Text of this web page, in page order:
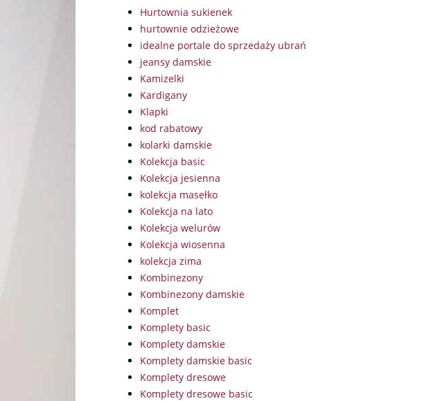
Hurtownia sukienek
hurtownie odzieżowe
idealne portale do sprzedaży ubrań
jeansy damskie
Kamizelki
Kardigany
Klapki
kod rabatowy
kolarki damskie
Kolekcja basic
Kolekcja jesienna
kolekcja masełko
Kolekcja na lato
Kolekcja welurów
Kolekcja wiosenna
kolekcja zima
Kombinezony
Kombinezony damskie
Komplet
Komplety basic
Komplety damskie
Komplety damskie basic
Komplety dresowe
Komplety dresowe basic